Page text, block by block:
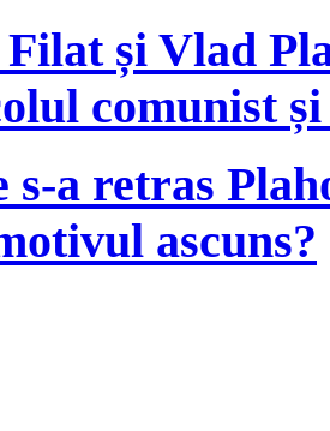
și Vlad
comunist
s-a retras
ascuns?